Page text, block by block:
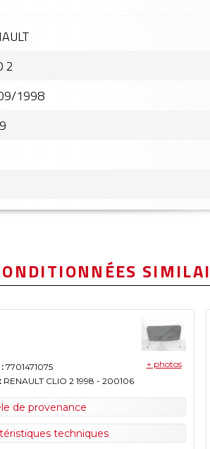
2
1998
7701471075
RENAULT CLIO 2 1998 - 200106
+ photos
de provenance
techniques